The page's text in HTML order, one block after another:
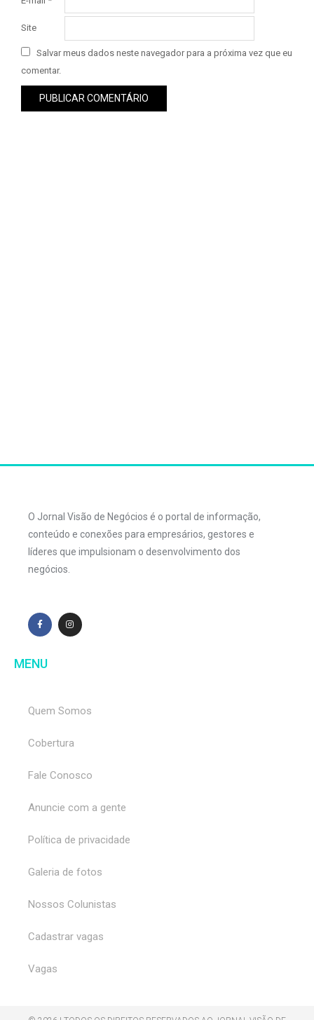
Site
Salvar meus dados neste navegador para a próxima vez que eu
comentar.
O Jornal Visão de Negócios é o portal de informação,
conteúdo e conexões para empresários, gestores e
líderes que impulsionam o desenvolvimento dos
negócios.
MENU
Quem Somos
Cobertura
Fale Conosco
Anuncie com a gente
Política de privacidade
Galeria de fotos
Nossos Colunistas
Cadastrar vagas
Vagas